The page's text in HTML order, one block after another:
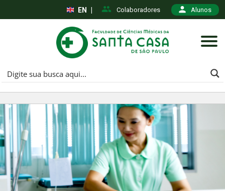
Colaboradores Alunos
EN